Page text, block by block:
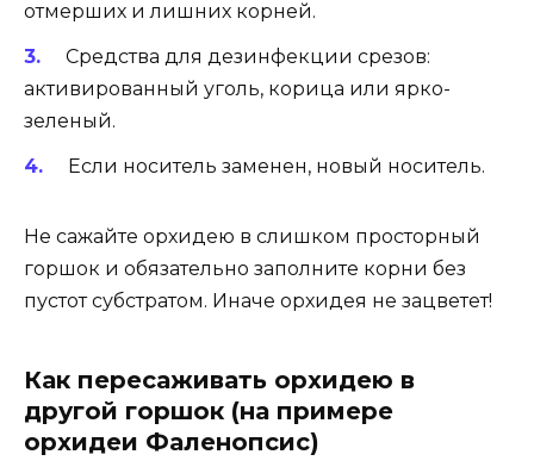
отмерших и лишних корней.
Средства для дезинфекции срезов:
активированный уголь, корица или ярко-
зеленый.
Если носитель заменен, новый носитель.
Не сажайте орхидею в слишком просторный
горшок и обязательно заполните корни без
пустот субстратом. Иначе орхидея не зацветет!
Как пересаживать орхидею в
другой горшок (на примере
орхидеи Фаленопсис)